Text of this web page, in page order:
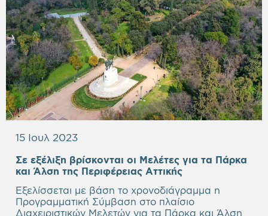
15 Ιουλ 2023
Σε εξέλιξη βρίσκονται οι Μελέτες για τα Πάρκα
και Άλση της Περιφέρειας Αττικής
Εξελίσσεται με βάση το χρονοδιάγραμμα η
Προγραμματική Σύμβαση στο πλαίσιο
Διαχειριστικών Μελετών για τα Πάρκα και Άλση